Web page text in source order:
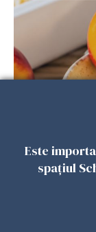
Înghețata
cucerește
Este
spațiul